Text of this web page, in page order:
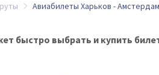
Авиабилеты Харьков - Амстердам
быстро выбрать и купить